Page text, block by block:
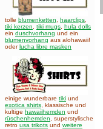
tolle blumenketten haarclips
tiki kerzen
tiki mugs hula dolls
ein duschvorhang und ein
blumenvorhang aus alohawaii!
oderlucha libre masken
einige wunderbare tiki und
exotica shirts , klassische und
kultige hawaiihemden und
rüschenhemden , superstylische
retro usa trikots und weitere